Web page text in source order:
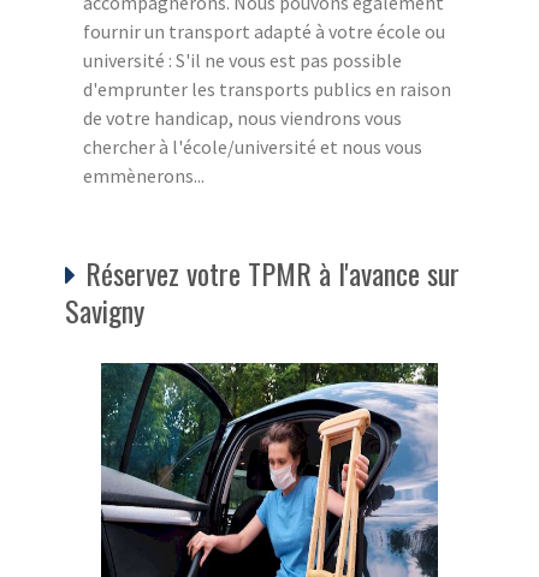
fournir un transport adapté à votre école ou
université : S'il ne vous est pas possible
d'emprunter les transports publics en raison
de votre handicap, nous viendrons vous
chercher à l'école/université et nous vous
emmènerons...
Réservez votre TPMR à l'avance sur
Savigny